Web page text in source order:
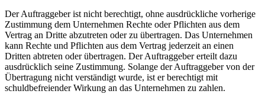
Der Auftraggeber ist nicht berechtigt, ohne ausdrückliche vorherige
Zustimmung dem Unternehmen Rechte oder Pflichten aus dem
Vertrag an Dritte abzutreten oder zu übertragen. Das Unternehmen
kann Rechte und Pflichten aus dem Vertrag jederzeit an einen
Dritten abtreten oder übertragen. Der Auftraggeber erteilt dazu
ausdrücklich seine Zustimmung. Solange der Auftraggeber von der
Übertragung nicht verständigt wurde, ist er berechtigt mit
schuldbefreiender Wirkung an das Unternehmen zu zahlen.